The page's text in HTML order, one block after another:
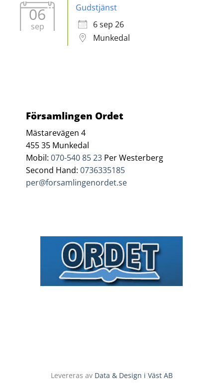
06
sep
Gudstjänst
6 sep 26
Munkedal
Församlingen Ordet
Mästarevägen 4
455 35 Munkedal
Mobil:070-540 85 23 Per Westerberg
Second Hand:0736335185
per@forsamlingenordet.se
Levereras av Data & Design i Väst AB